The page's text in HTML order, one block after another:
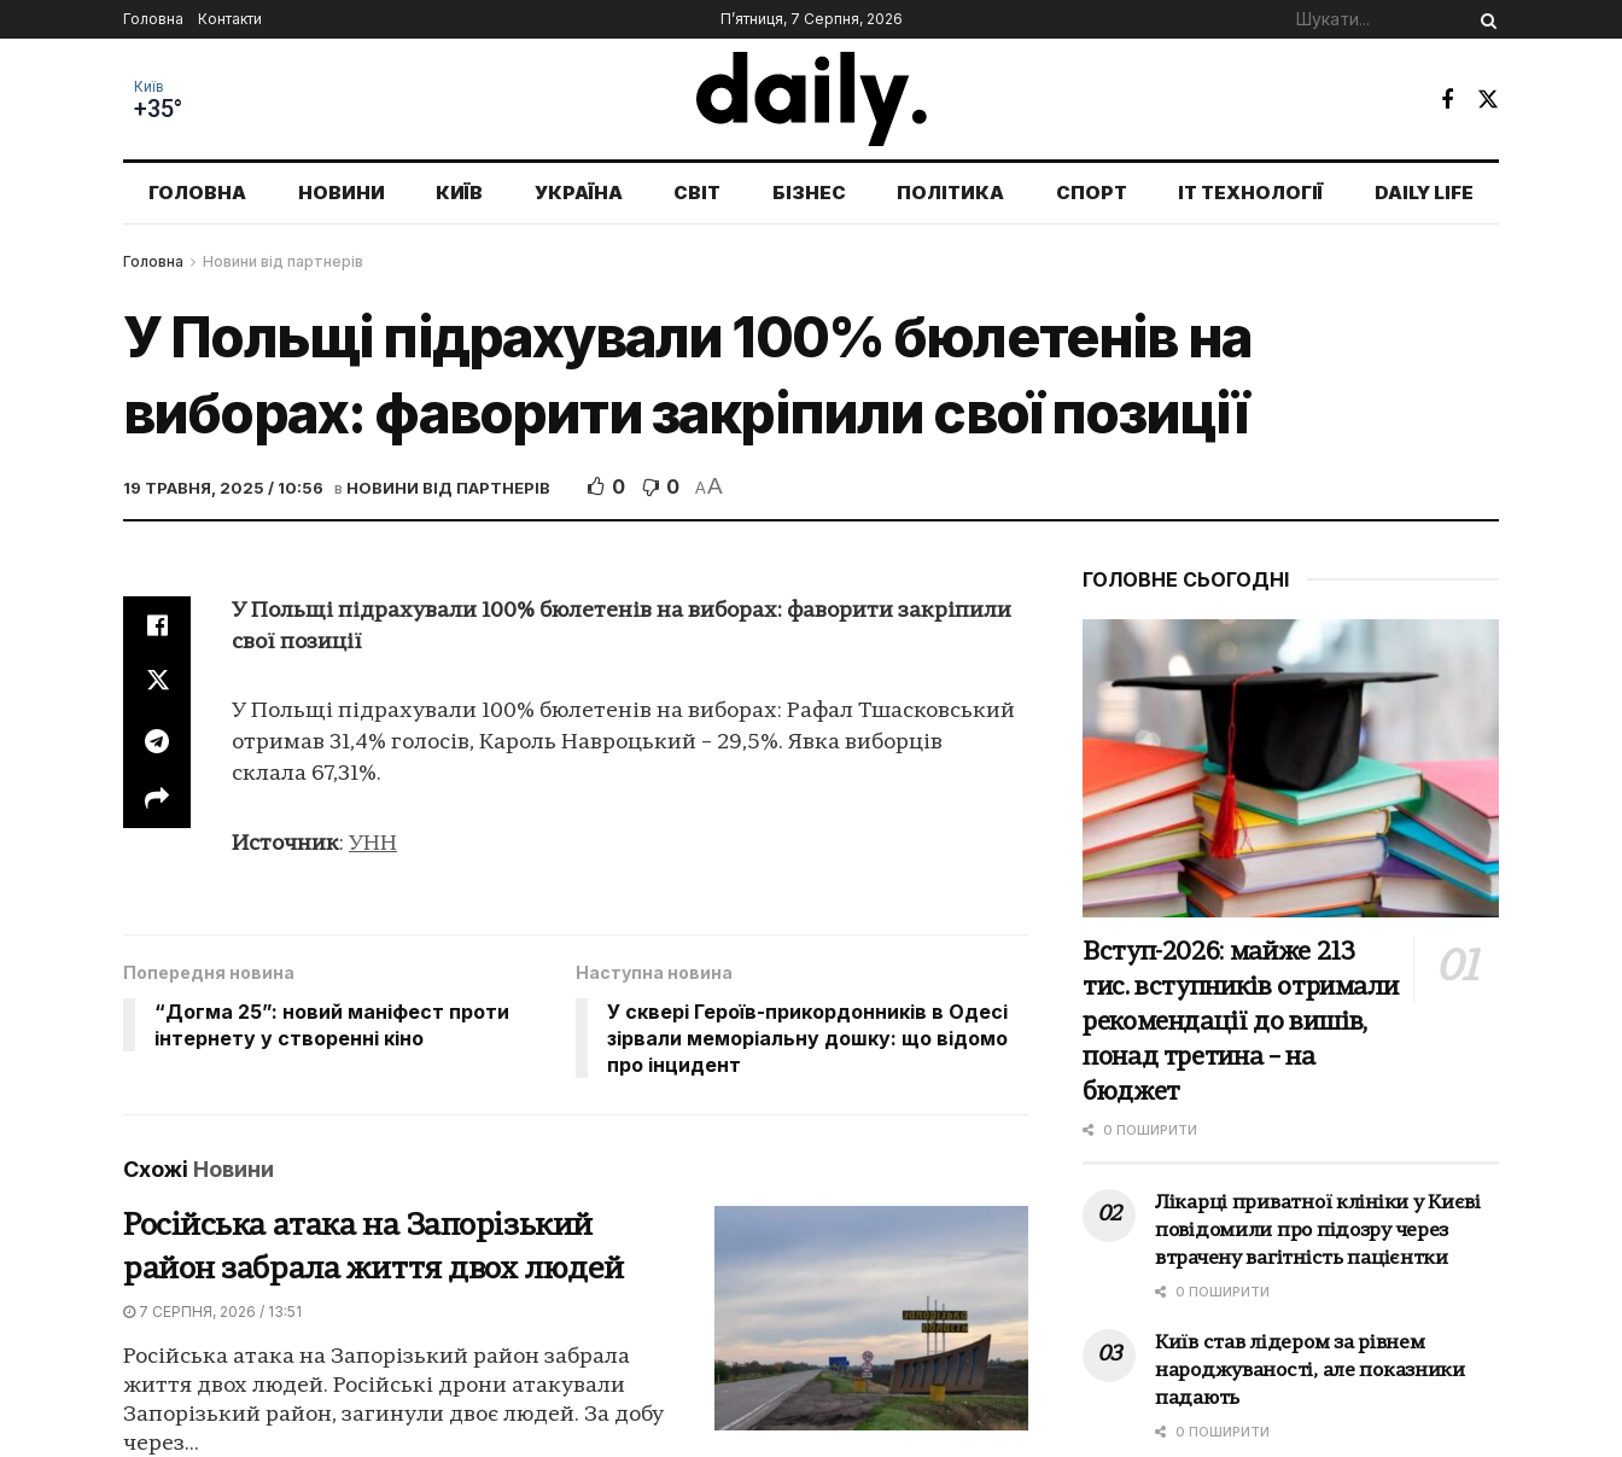
Головна Контакти П’ятниця, 7 Серпня, 2026
Київ
+35°
ГОЛОВНА НОВИНИ КИЇВ УКРАЇНА СВІТ БІЗНЕС ПОЛІТИКА СПОРТ IT ТЕХНОЛОГІЇ DAILY LIFE
Головна Новини від партнерів
У Польщі підрахували 100% бюлетенів на
виборах: фаворити закріпили свої позиції
19 ТРАВНЯ, 2025 / 10:56 в НОВИНИ ВІД ПАРТНЕРІВ 0 0 AA
У Польщі підрахували 100% бюлетенів на виборах: фаворити закріпили
свої позиції
У Польщі підрахували 100% бюлетенів на виборах: Рафал Тшасковський
отримав 31,4% голосів, Кароль Навроцький – 29,5%. Явка виборців
склала 67,31%.
Источник: УНН
Попередня новина
“Догма 25”: новий маніфест проти
інтернету у створенні кіно
Наступна новина
У сквері Героїв-прикордонників в Одесі
зірвали меморіальну дошку: що відомо
про інцидент
Схожі Новини
Російська атака на Запорізький
район забрала життя двох людей
7 СЕРПНЯ, 2026 / 13:51
Російська атака на Запорізький район забрала
життя двох людей. Російські дрони атакували
Запорізький район, загинули двоє людей. За добу
через...
ГОЛОВНЕ СЬОГОДНІ
Вступ-2026: майже 213
тис. вступників отримали
рекомендації до вишів,
понад третина – на
бюджет
0 ПОШИРИТИ
Лікарці приватної клініки у Києві
повідомили про підозру через
втрачену вагітність пацієнтки
0 ПОШИРИТИ
Київ став лідером за рівнем
народжуваності, але показники
падають
0 ПОШИРИТИ